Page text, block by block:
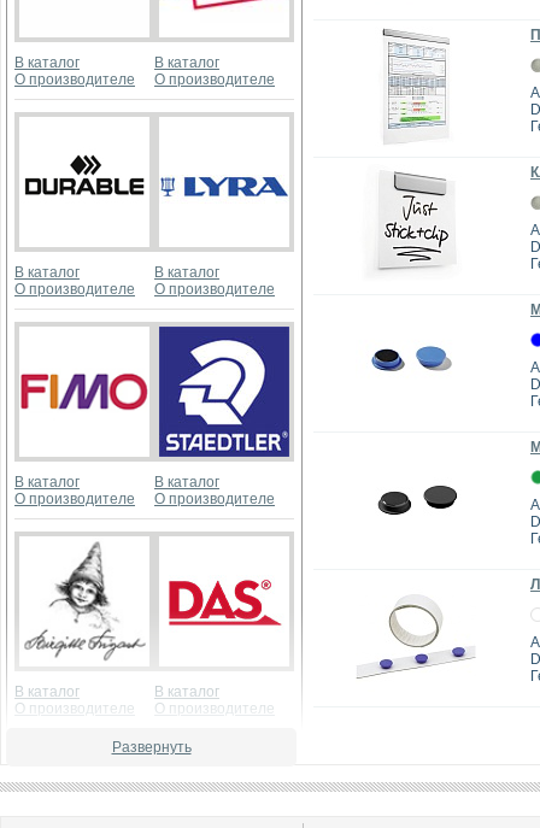
В каталог
О производителе
В каталог
О производителе
В каталог
О производителе
В каталог
О производителе
В каталог
О производителе
В каталог
О производителе
В каталог
О производителе
В каталог
О производителе
Развернуть